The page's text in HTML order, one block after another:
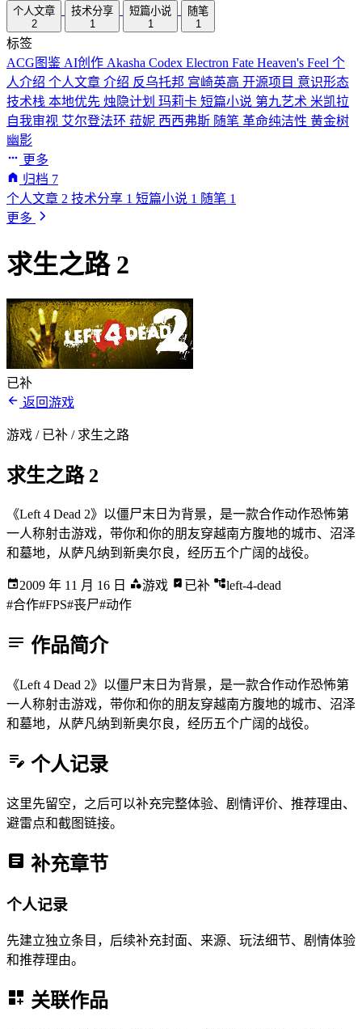
个人文章
2
技术分享
1
短篇小说
1
随笔
1
标签
ACG图鉴 AI创作 Akasha Codex Electron Fate Heaven's Feel 个
人介绍 个人文章 介绍 反乌托邦 宫崎英高 开源项目 意识形态
技术栈 本地优先 烛隐计划 玛莉卡 短篇小说 第九艺术 米凯拉
自我审视 艾尔登法环 菈妮 西西弗斯 随笔 革命纯洁性 黄金树
幽影
更多
归档 7
个人文章 2 技术分享 1 短篇小说 1 随笔 1
更多
求生之路 2
已补
返回游戏
游戏 / 已补 / 求生之路
求生之路 2
《Left 4 Dead 2》以僵尸末日为背景，是一款合作动作恐怖第
一人称射击游戏，带你和你的朋友穿越南方腹地的城市、沼泽
和墓地，从萨凡纳到新奥尔良，经历五个广阔的战役。
2009 年 11 月 16 日 游戏 已补
left-4-dead
#合作#FPS#丧尸#动作
作品简介
《Left 4 Dead 2》以僵尸末日为背景，是一款合作动作恐怖第
一人称射击游戏，带你和你的朋友穿越南方腹地的城市、沼泽
和墓地，从萨凡纳到新奥尔良，经历五个广阔的战役。
个人记录
这里先留空，之后可以补充完整体验、剧情评价、推荐理由、
避雷点和截图链接。
补充章节
个人记录
先建立独立条目，后续补充封面、来源、玩法细节、剧情体验
和推荐理由。
关联作品